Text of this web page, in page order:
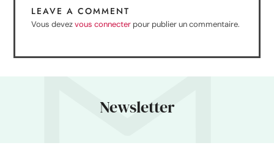
LEAVE A COMMENT
Vous devezvous connecter pour publier un commentaire.
Newsletter